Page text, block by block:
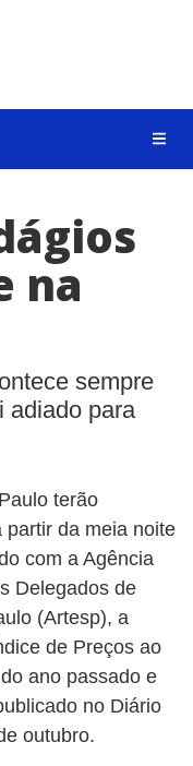
na
sempre
adiado para
terão
partir da meia noite
com a Agência
Delegados de
(Artesp), a
de Preços ao
ano passado e
no Diário
outubro.